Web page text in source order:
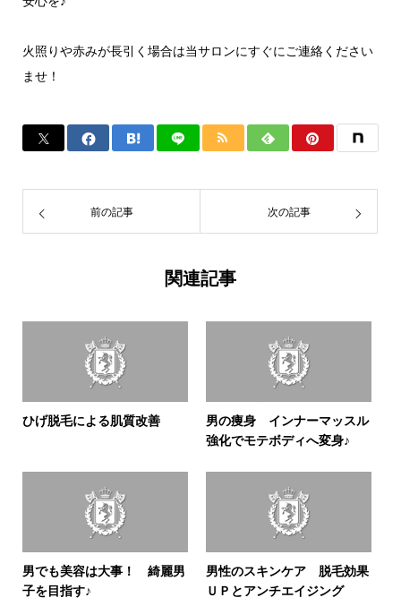
火照りや赤みが長引く場合は当サロンにすぐにご連絡ください
ませ！
前の記事 次の記事
関連記事
ひげ脱毛による肌質改善
男の痩身 インナーマッスル
強化でモテボディへ変身♪
男でも美容は大事！ 綺麗男
子を目指す♪
男性のスキンケア 脱毛効果
ＵＰとアンチエイジング